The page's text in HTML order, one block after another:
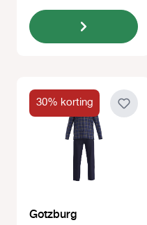
30% korting
Gotzburg